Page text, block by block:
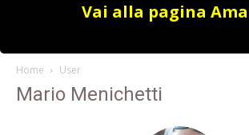
Vai alla pagina
Home User
Mario Menichetti